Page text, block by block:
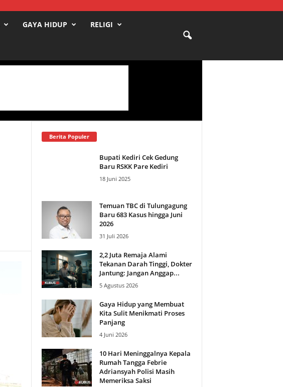
GAYA HIDUP RELIGI
Berita Populer
Bupati Kediri Cek Gedung
Baru RSKK Pare Kediri
18 Juni 2025
Temuan TBC di Tulungagung
Baru 683 Kasus hingga Juni
2026
31 Juli 2026
2,2 Juta Remaja Alami
Tekanan Darah Tinggi, Dokter
Jantung: Jangan Anggap...
5 Agustus 2026
Gaya Hidup yang Membuat
Kita Sulit Menikmati Proses
Panjang
4 Juni 2026
10 Hari Meninggalnya Kepala
Rumah Tangga Febrie
Adriansyah Polisi Masih
Memeriksa Saksi